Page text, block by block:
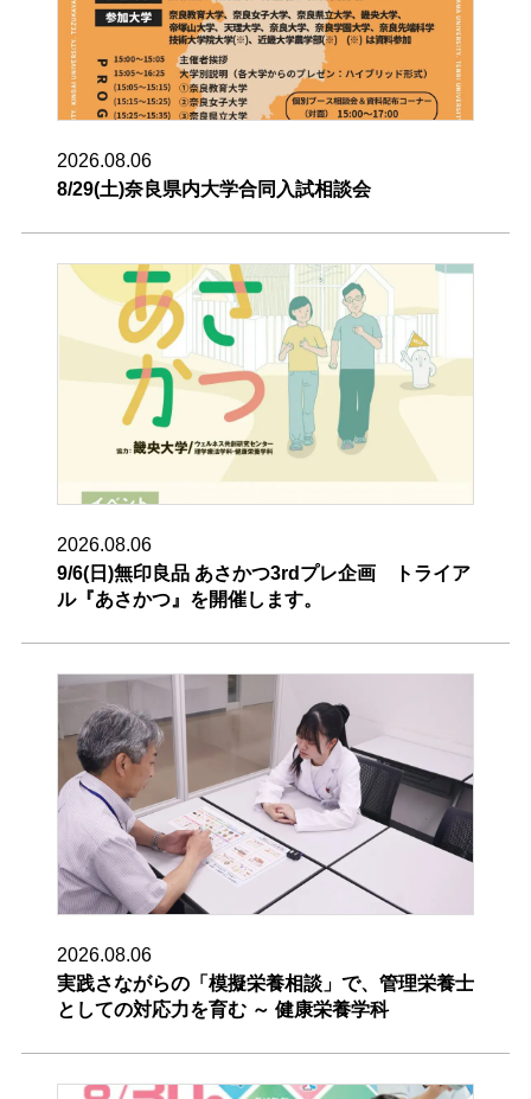
2026.08.06
8/29(土)奈良県内大学合同入試相談会
2026.08.06
9/6(日)無印良品 あさかつ3rdプレ企画 トライア
ル『あさかつ』を開催します。
2026.08.06
実践さながらの「模擬栄養相談」で、管理栄養士
としての対応力を育む ～ 健康栄養学科